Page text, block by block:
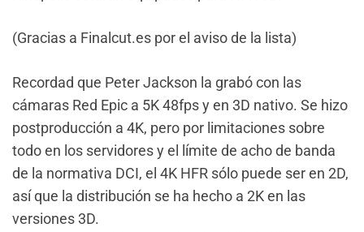
(Gracias a Finalcut.es por el aviso de la lista)
Recordad que Peter Jackson la grabó con las
cámaras Red Epic a 5K 48fps y en 3D nativo. Se hizo
postproducción a 4K, pero por limitaciones sobre
todo en los servidores y el límite de acho de banda
de la normativa DCI, el 4K HFR sólo puede ser en 2D,
así que la distribución se ha hecho a 2K en las
versiones 3D.